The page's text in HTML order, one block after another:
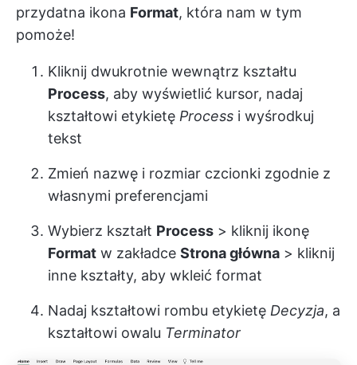
przydatna ikona Format, która nam w tym
pomoże!
Kliknij dwukrotnie wewnątrz kształtu
Process, aby wyświetlić kursor, nadaj
kształtowi etykietę Process i wyśrodkuj
tekst
Zmień nazwę i rozmiar czcionki zgodnie z
własnymi preferencjami
Wybierz kształt Process > kliknij ikonę
Format w zakładce Strona główna > kliknij
inne kształty, aby wkleić format
Nadaj kształtowi rombu etykietę Decyzja, a
kształtowi owalu Terminator